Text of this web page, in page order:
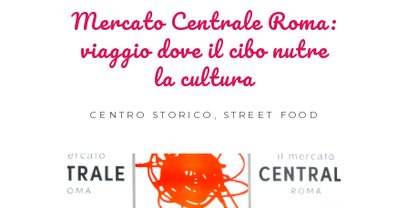
Mercato Centrale Roma:
viaggio dove il cibo nutre
la cultura
CENTRO STORICO STREET FOOD